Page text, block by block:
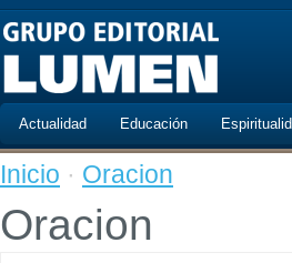
Actualidad Educación
Inicio · Oracion
Oracion